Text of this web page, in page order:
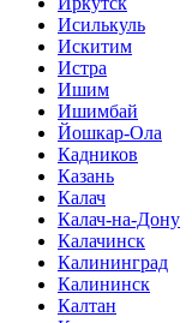
Исилькуль
Искитим
Истра
Ишим
Ишимбай
Йошкар-Ола
Кадников
Казань
Калач
Калач-на-Дону
Калачинск
Калининград
Калининск
Калтан